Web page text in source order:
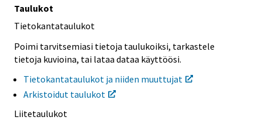
Taulukot
Tietokantataulukot
Poimi tarvitsemiasi tietoja taulukoiksi, tarkastele
tietoja kuvioina, tai lataa dataa käyttöösi.
Tietokantataulukot ja niiden muuttujat
Arkistoidut taulukot
Liitetaulukot